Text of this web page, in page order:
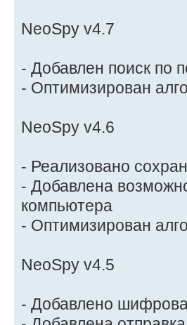
NeoSpy v4.7
- Добавлен поиск по
- Оптимизирован
NeoSpy v4.6
- Реализовано
- Добавлена
компьютера
- Оптимизирован
NeoSpy v4.5
- Добавлено